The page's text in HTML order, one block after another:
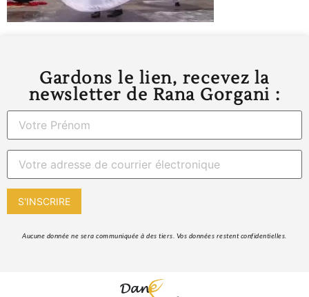
Gardons le lien, recevez la
newsletter de Rana Gorgani :